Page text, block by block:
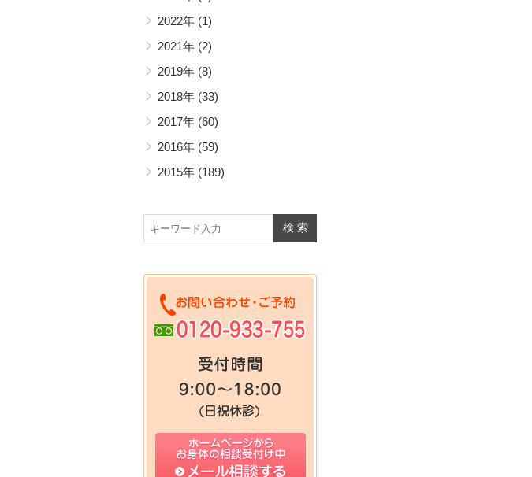
2022年 (1)
2021年 (2)
2019年 (8)
2018年 (33)
2017年 (60)
2016年 (59)
2015年 (189)